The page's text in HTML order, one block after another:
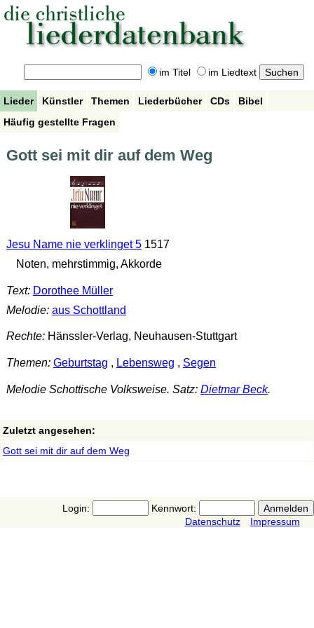
im Titel im Liedtext
Lieder Künstler Themen Liederbücher CDs
Bibel
Häufig gestellte Fragen
Gott sei mit dir auf dem Weg
Jesu Name nie verklinget 51517
Noten, mehrstimmig, Akkorde
Text: Dorothee Müller
Melodie: aus Schottland
Rechte:Hänssler-Verlag, Neuhausen-Stuttgart
Themen: Geburtstag , Lebensweg , Segen
Melodie Schottische Volksweise. Satz: Dietmar Beck.
Zuletzt angesehen:
Gott sei mit dir auf dem Weg
Login:
Kennwort:
Datenschutz
Impressum